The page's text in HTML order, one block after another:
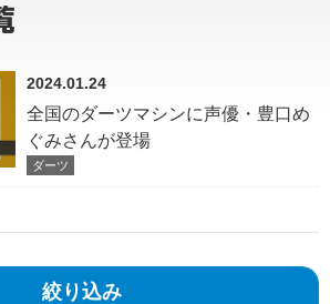
2024.01.24
ダーツ
全国のダーツマシンに声優・豊口め
ぐみさんが登場
絞り込み